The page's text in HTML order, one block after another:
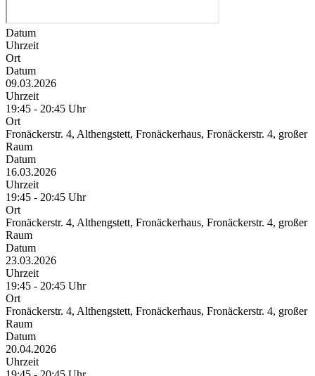
Datum
Uhrzeit
Ort
Datum
09.03.2026
Uhrzeit
19:45 - 20:45 Uhr
Ort
Fronäckerstr. 4, Althengstett, Fronäckerhaus, Fronäckerstr. 4, großer
Raum
Datum
16.03.2026
Uhrzeit
19:45 - 20:45 Uhr
Ort
Fronäckerstr. 4, Althengstett, Fronäckerhaus, Fronäckerstr. 4, großer
Raum
Datum
23.03.2026
Uhrzeit
19:45 - 20:45 Uhr
Ort
Fronäckerstr. 4, Althengstett, Fronäckerhaus, Fronäckerstr. 4, großer
Raum
Datum
20.04.2026
Uhrzeit